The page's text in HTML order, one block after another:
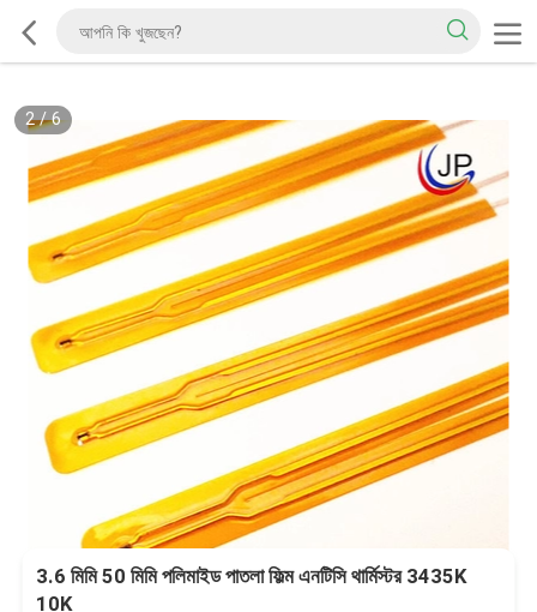
2/6
3.6 মিমি 50 মিমি পলিমাইড পাতলা ফিল্ম এনটিসি থার্মিস্টর 3435K
10K